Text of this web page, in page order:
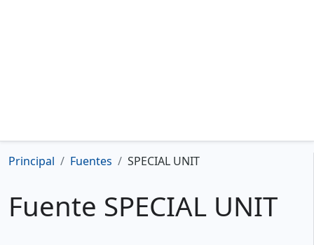
Principal Fuentes SPECIAL UNIT
Fuente SPECIAL UNIT